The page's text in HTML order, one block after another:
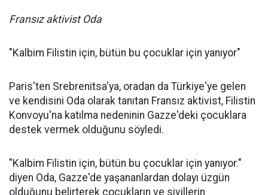
Fransız aktivist Oda
"Kalbim Filistin için, bütün bu çocuklar için yanıyor"
Paris'ten Srebrenitsa'ya, oradan da Türkiye'ye gelen
ve kendisini Oda olarak tanıtan Fransız aktivist, Filistin
Konvoyu'na katılma nedeninin Gazze'deki çocuklara
destek vermek olduğunu söyledi.
"Kalbim Filistin için, bütün bu çocuklar için yanıyor."
diyen Oda, Gazze'de yaşananlardan dolayı üzgün
olduğunu belirterek çocukların ve sivillerin